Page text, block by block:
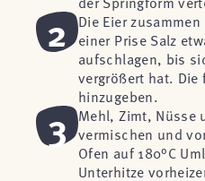
2
Die Eier
einer Prise Salz
aufschlagen, bis
vergrößert hat.
hinzugeben.
3
Mehl, Zimt, Nüsse
vermischen und
Ofen auf 180°C
Unterhitze